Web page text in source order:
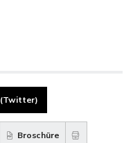
(Twitter)
Broschüre